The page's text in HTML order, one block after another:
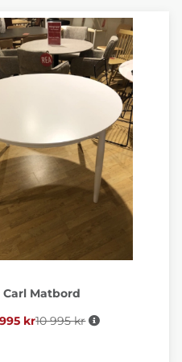
Carl Matbord
kr Ordinarie pris:
10 995 kr